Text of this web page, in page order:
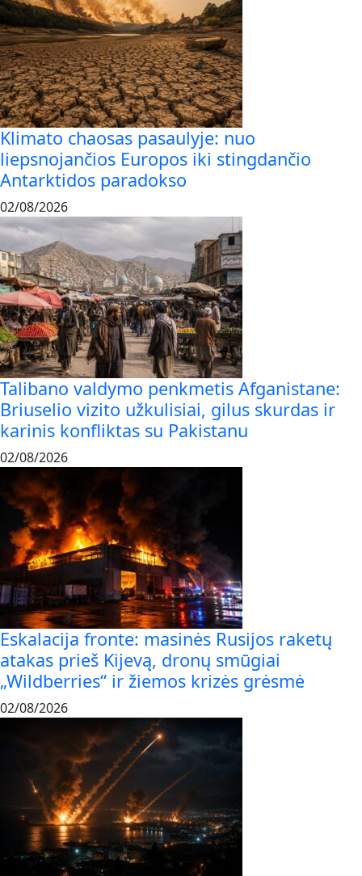
Klimato chaosas pasaulyje: nuo
liepsnojančios Europos iki stingdančio
Antarktidos paradokso
02/08/2026
Talibano valdymo penkmetis Afganistane:
Briuselio vizito užkulisiai, gilus skurdas ir
karinis konfliktas su Pakistanu
02/08/2026
Eskalacija fronte: masinės Rusijos raketų
atakas prieš Kijevą, dronų smūgiai
„Wildberries“ ir žiemos krizės grėsmė
02/08/2026